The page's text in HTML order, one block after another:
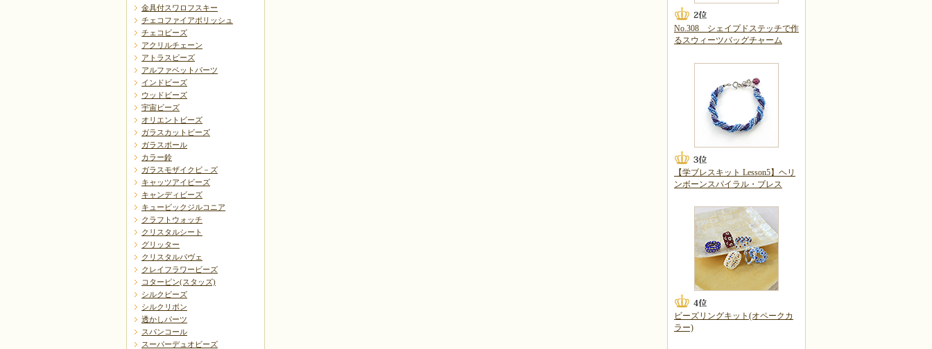
金具付スワロフスキー
チェコファイアポリッシュ
チェコビーズ
アクリルチェーン
アトラスビーズ
アルファベットパーツ
インドビーズ
ウッドビーズ
宇宙ビーズ
オリエントビーズ
ガラスカットビーズ
ガラスボール
カラー鈴
ガラスモザイクビ－ズ
キャッツアイビーズ
キャンディビーズ
キュービックジルコニア
クラフトウォッチ
クリスタルシート
グリッター
クリスタルパヴェ
クレイフラワービーズ
コターピン(スタッズ)
シルクビーズ
シルクリボン
透かしパーツ
スパンコール
スーパーデュオビーズ
No.308 シェイプドステッチで作
るスウィーツバッグチャーム
【学ブレスキット Lesson5】ヘリ
ンボーンスパイラル・ブレス
ビーズリングキット(オペークカ
ラー)